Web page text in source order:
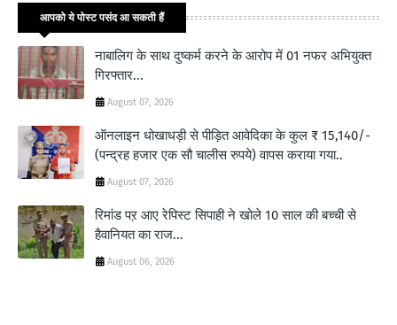
आपको ये पोस्ट पसंद आ सकती हैं
नाबालिग के साथ दुष्कर्म करने के आरोप में 01 नफर अभियुक्त
गिरफ्तार...
August 07, 2026
ऑनलाइन धोखाधड़ी से पीड़ित आवेदिका के कुल ₹ 15,140/-
(पन्द्रह हजार एक सौ चालीस रुपये) वापस कराया गया..
August 07, 2026
रिमांड पऱ आए रेपिस्ट सिपाही ने खोले 10 साल की बच्ची से
हैवानियत का राज...
August 06, 2026